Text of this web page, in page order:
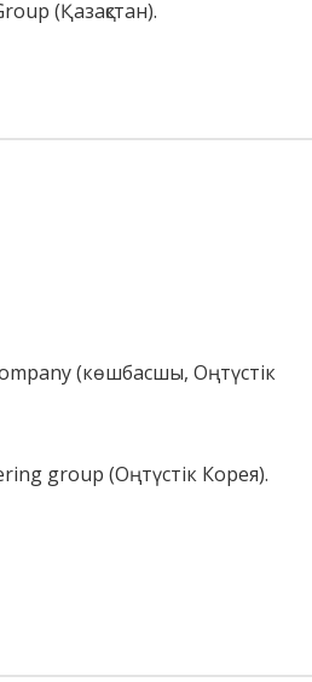
(Қазақстан).
(көшбасшы, Оңтүстік
group (Оңтүстік Корея).